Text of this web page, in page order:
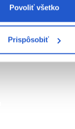
Povoliť všetko
Prispôsobiť